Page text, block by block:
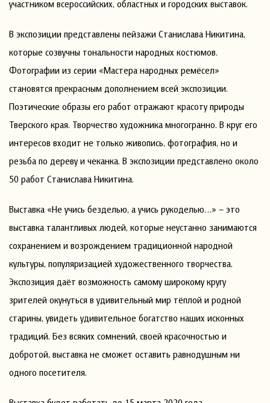
участником всероссийских, областных и городских выставок.
В экспозиции представлены пейзажи Станислава Никитина,
которые созвучны тональности народных костюмов.
Фотографии из серии «Мастера народных ремёсел»
становятся прекрасным дополнением всей экспозиции.
Поэтические образы его работ отражают красоту природы
Тверского края. Творчество художника многогранно. В круг его
интересов входит не только живопись, фотография, но и
резьба по дереву и чеканка. В экспозиции представлено около
50 работ Станислава Никитина.
Выставка «Не учись безделью, а учись рукоделью…» – это
выставка талантливых людей, которые неустанно занимаются
сохранением и возрождением традиционной народной
культуры, популяризацией художественного творчества.
Экспозиция даёт возможность самому широкому кругу
зрителей окунуться в удивительный мир тёплой и родной
старины, увидеть удивительное богатство наших исконных
традиций. Без всяких сомнений, своей красочностью и
добротой, выставка не сможет оставить равнодушным ни
одного посетителя.